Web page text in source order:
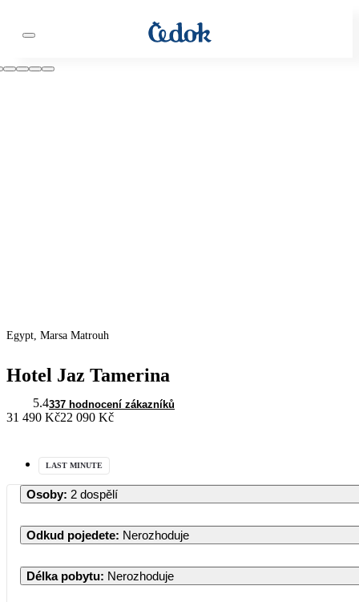
Egypt, Marsa Matrouh
Hotel Jaz Tamerina
5.4337 hodnocení zákazníků
31 490 Kč22 090 Kč
LAST MINUTE
Osoby: 2 dospělí
Odkud pojedete: Nerozhoduje
Délka pobytu: Nerozhoduje